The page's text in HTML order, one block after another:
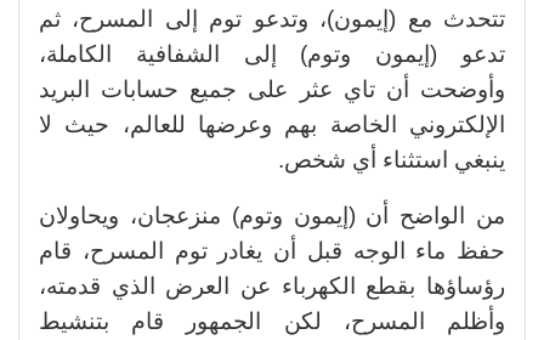
تتحدث مع (إيمون)، وتدعو توم إلى المسرح، ثم
تدعو (إيمون وتوم) إلى الشفافية الكاملة،
وأوضحت أن تاي عثر على جميع حسابات البريد
الإلكتروني الخاصة بهم وعرضها للعالم، حيث لا
ينبغي استثناء أي شخص.
من الواضح أن (إيمون وتوم) منزعجان، ويحاولان
حفظ ماء الوجه قبل أن يغادر توم المسرح، قام
رؤساؤها بقطع الكهرباء عن العرض الذي قدمته،
وأظلم المسرح، لكن الجمهور قام بتنشيط